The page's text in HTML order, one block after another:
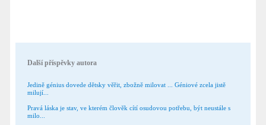
Další příspěvky autora
Jedině génius dovede dětsky věřit, zbožně milovat ... Géniové zcela jistě
milují...
Pravá láska je stav, ve kterém člověk cítí osudovou potřebu, být neustále s
milo...